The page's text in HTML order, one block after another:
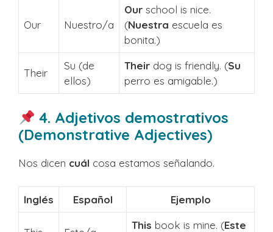
Our Nuestro/a
Our school is nice.
(Nuestra escuela es
bonita.)
Their
Su (de
ellos)
Their dog is friendly. (Su
perro es amigable.)
4. Adjetivos demostrativos
(Demonstrative Adjectives)
Nos dicen cuál cosa estamos señalando.
Inglés Español Ejemplo
This book is mine. (Este